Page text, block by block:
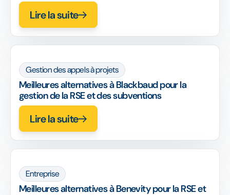
Lire la suite
Gestion des appels à projets
Meilleures alternatives à Blackbaud pour la
gestion de la RSE et des subventions
Lire la suite
Entreprise
Meilleures alternatives à Benevity pour la RSE et